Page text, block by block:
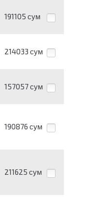
191105 сум
214033 сум
157057 сум
190876 сум
211625 сум